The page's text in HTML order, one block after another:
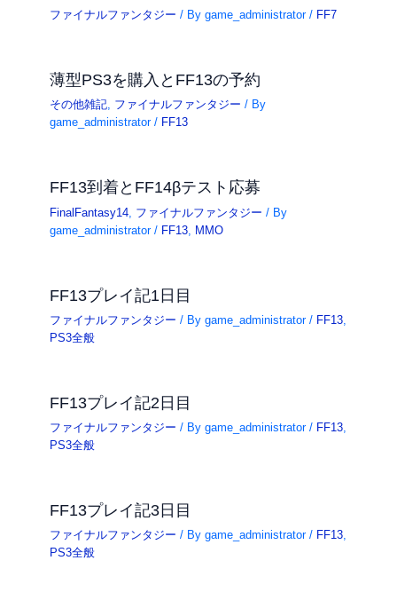
ファイナルファンタジー / Bygame_administrator/ FF7
薄型PS3を購入とFF13の予約
その他雑記, ファイナルファンタジー / By
game_administrator/ FF13
FF13到着とFF14βテスト応募
FinalFantasy14 ファイナルファンタジー / By
game_administrator/ FF13 MMO
FF13プレイ記1日目
ファイナルファンタジー / Bygame_administrator/ FF13
PS3全般
FF13プレイ記2日目
ファイナルファンタジー / Bygame_administrator/ FF13,
PS3全般
FF13プレイ記3日目
ファイナルファンタジー / Bygame_administrator/ FF13,
PS3全般